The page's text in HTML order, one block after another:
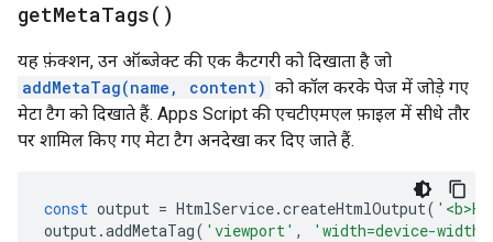
getMetaTags( )
यह फ़ंक्शन, उन ऑब्जेक्ट की एक कैटगरी को दिखाता है जो
addMetaTag(name, content) को कॉल करके पेज में जोड़े गए
मेटा टैग को दिखाते हैं. Apps Script की एचटीएमएल फ़ाइल में सीधे तौर
पर शामिल किए गए मेटा टैग अनदेखा कर दिए जाते हैं.
const output = HtmlService.createHtmlOutput(
output.addMetaTag( 'viewport' , 'width=device-